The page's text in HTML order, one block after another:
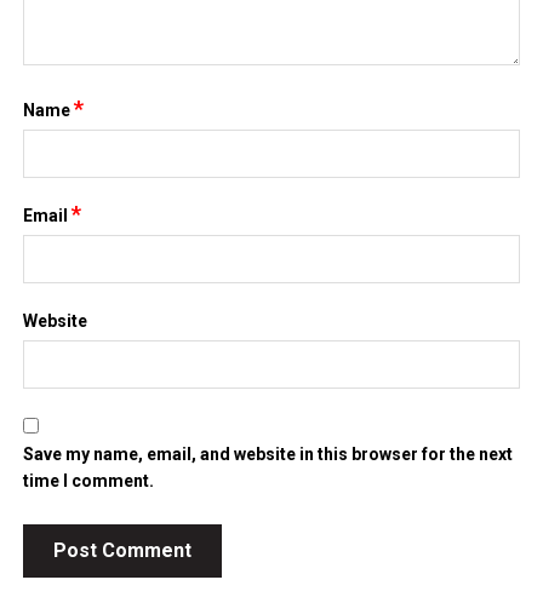
Name*
Email*
Website
Save my name, email, and website in this browser for the next
time I comment.